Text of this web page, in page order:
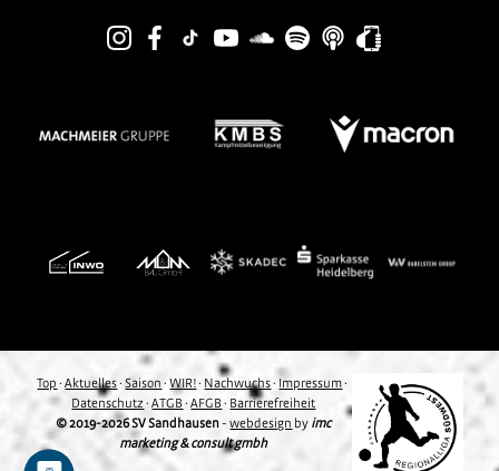
Top ·Aktuelles·Saison ·WIR!· Nachwuchs·Impressum·
Datenschutz ·ATGB ·AFGB · Barrierefreiheit
© 2019-2026 SV Sandhausen-webdesign by imc
marketing & consult gmbh